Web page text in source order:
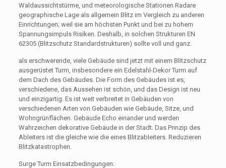
Waldaussichtstürme, und meteorologische Stationen Radare
geographische Lage als allgemein Blitz im Vergleich zu anderen
Einrichtungen; weil sie am höchsten Punkt und bei zu hohem
Spannungsimpuls Risiken. Deshalb, in solchen Strukturen EN
62305 (Blitzschutz Standardstrukturen) sollte voll und ganz.
als erschwerende, viele Gebäude sind jetzt mit einem Blitzschutz
ausgerüstet Turm, insbesondere ein Edelstahl-Dekor Turm auf
dem Dach des Gebäudes. Die Form des Gebäudes ist es,
verschiedene, das Aussehen ist schön, und das Design ist neu
und einzigartig. Es ist weit verbreitet in Gebäuden von
verschiedenen Arten von Gebäuden wie Gebäude, Sitze, und
Wohngrünflächen. Gebäude Echo einander und werden
Wahrzeichen dekorative Gebäude in der Stadt. Das Prinzip des
Ableiters ist die gleiche wie die eines Blitzableiters. Reduzieren
Blitzkatastrophen.
Surge Turm Einsatzbedingungen: